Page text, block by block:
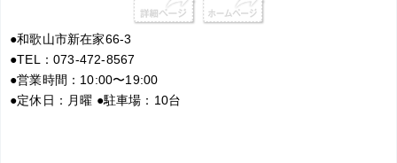
●和歌山市新在家66-3
●TEL：073-472-8567
●営業時間：10:00〜19:00
●定休日：月曜 ●駐車場：10台